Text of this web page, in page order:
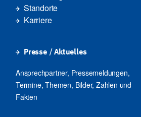
Standorte
Karriere
Presse / Aktuelles
Ansprechpartner, Pressemeldungen,
Termine, Themen, Bilder, Zahlen und
Fakten